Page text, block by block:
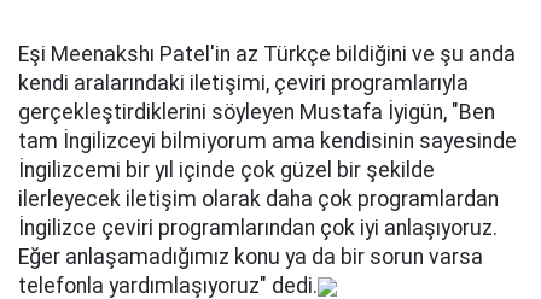
Eşi Meenakshı Patel'in az Türkçe bildiğini ve şu anda
kendi aralarındaki iletişimi, çeviri programlarıyla
gerçekleştirdiklerini söyleyen Mustafa İyigün, "Ben
tam İngilizceyi bilmiyorum ama kendisinin sayesinde
İngilizcemi bir yıl içinde çok güzel bir şekilde
ilerleyecek iletişim olarak daha çok programlardan
İngilizce çeviri programlarından çok iyi anlaşıyoruz.
Eğer anlaşamadığımız konu ya da bir sorun varsa
telefonla yardımlaşıyoruz" dedi.